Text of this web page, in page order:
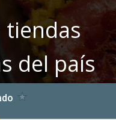
tiendas
del país